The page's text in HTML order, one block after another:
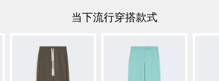
当下流行穿搭款式